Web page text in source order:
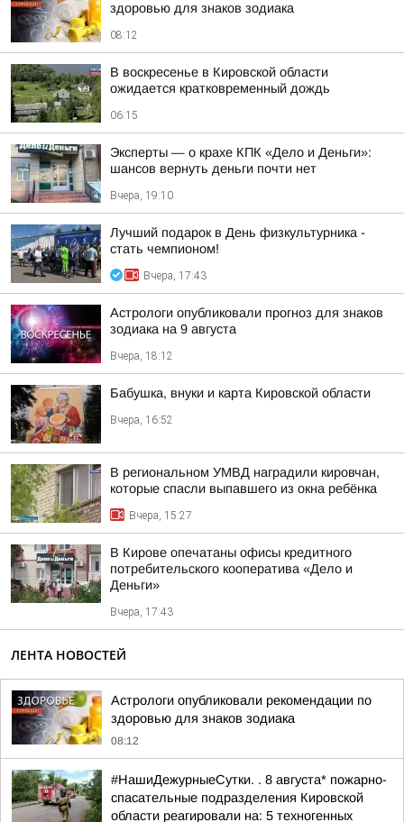
здоровью для знаков зодиака
08:12
В воскресенье в Кировской области
ожидается кратковременный дождь
06:15
Эксперты — о крахе КПК «Дело и Деньги»:
шансов вернуть деньги почти нет
Вчера, 19:10
Лучший подарок в День физкультурника -
стать чемпионом!
Вчера, 17:43
Астрологи опубликовали прогноз для знаков
зодиака на 9 августа
Вчера, 18:12
Бабушка, внуки и карта Кировской области
Вчера, 16:52
В региональном УМВД наградили кировчан,
которые спасли выпавшего из окна ребёнка
Вчера, 15:27
В Кирове опечатаны офисы кредитного
потребительского кооператива «Дело и
Деньги»
Вчера, 17:43
ЛЕНТА НОВОСТЕЙ
Астрологи опубликовали рекомендации по
здоровью для знаков зодиака
08:12
#НашиДежурныеСутки. . 8 августа* пожарно-
спасательные подразделения Кировской
области реагировали на: 5 техногенных